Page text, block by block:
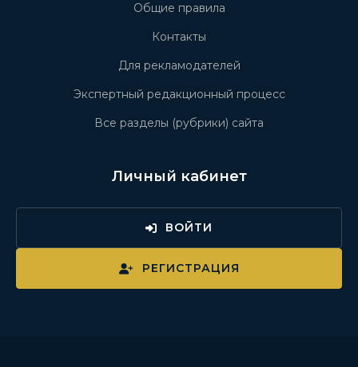
Общие правила
Контакты
Для рекламодателей
Экспертный редакционный процесс
Все разделы (рубрики) сайта
Личный кабинет
ВОЙТИ
РЕГИСТРАЦИЯ